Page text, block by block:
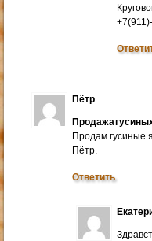
Пётр
Продажа
Продам гусиные
Пётр.
Ответить